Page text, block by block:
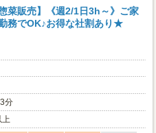
菜販売】《週2/1日3h～》ご家
務でOK♪お得な社割あり★
分
上